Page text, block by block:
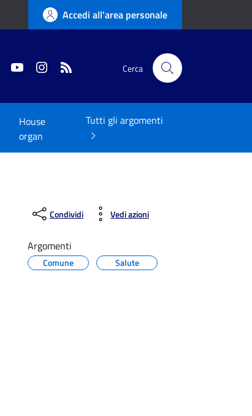
Accedi all'area personale
FacebookYouTubeInstagram Cerca
House
organ
Tutti gli argomenti
Condividi Vedi azioni
Argomenti
Comune Salute